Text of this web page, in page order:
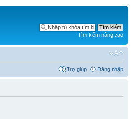
Tìm kiếm nâng cao
Trợ giúp Đăng nhập